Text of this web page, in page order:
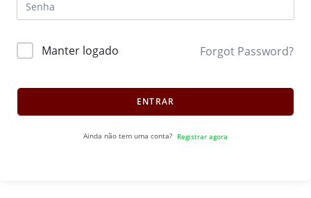
Manter logado Forgot Password?
ENTRAR
Ainda não tem uma conta? Registrar agora